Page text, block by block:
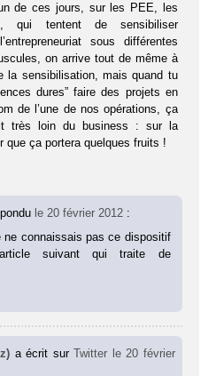
de ces jours, sur les PEE, les
qui tentent de sensibiliser
sous différentes
on arrive tout de même à
la sensibilisation, mais quand tu
dures” faire des projets en
de l’une de nos opérations, ça
très loin du business : sur la
ça portera quelques fruits !
le 20 février 2012 :
ne connaissais pas ce dispositif
suivant qui traite de
a écrit surTwitter le 20 février